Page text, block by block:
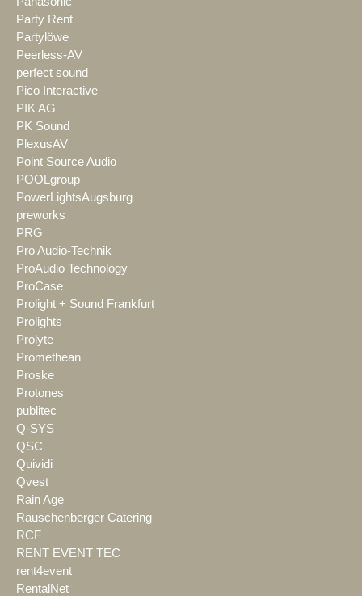
Party Rent
Partylöwe
Peerless-AV
perfect sound
Pico Interactive
PIK AG
PK Sound
PlexusAV
Point Source Audio
POOLgroup
PowerLightsAugsburg
preworks
PRG
Pro Audio-Technik
ProAudio Technology
ProCase
Prolight + Sound Frankfurt
Prolights
Prolyte
Promethean
Proske
Protones
publitec
Q-SYS
QSC
Quividi
Qvest
Rain Age
Rauschenberger Catering
RCF
RENT EVENT TEC
rent4event
RentalNet